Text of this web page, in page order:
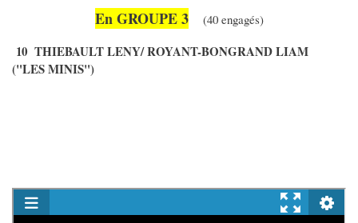
En GROUPE 3(40 engagés)
10 THIEBAULT LENY/ ROYANT-BONGRAND LIAM
("LES MINIS")